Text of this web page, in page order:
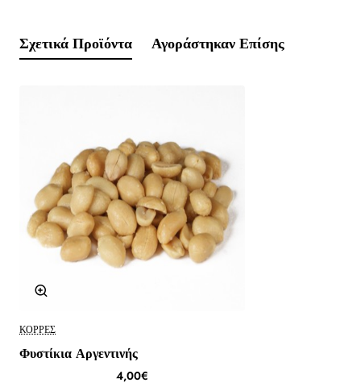
Σχετικά Προϊόντα Αγοράστηκαν Επίσης
ΚΟΡΡΈΣ
Φυστίκια Αργεντινής
4,00€